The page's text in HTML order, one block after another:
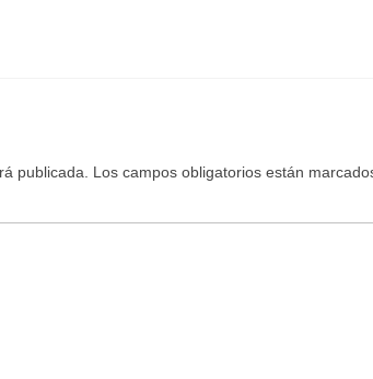
publicada. Los campos obligatorios están